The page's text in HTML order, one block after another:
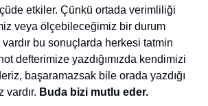
etkiler. Çünkü ortada verimliliği
veya ölçebileceğimiz bir durum
bu sonuçlarda herkesi tatmin
defterimize yazdığımızda kendimizi
başaramazsak bile orada yazdığı
vardır. Buda bizi mutlu eder.